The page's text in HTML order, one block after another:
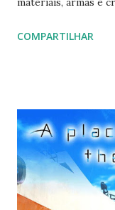
franquia da Undead
lançamento, o que
aos jogadores [1] :
todo o mundo
empolgados em
milhões de
COMPARTILHAR